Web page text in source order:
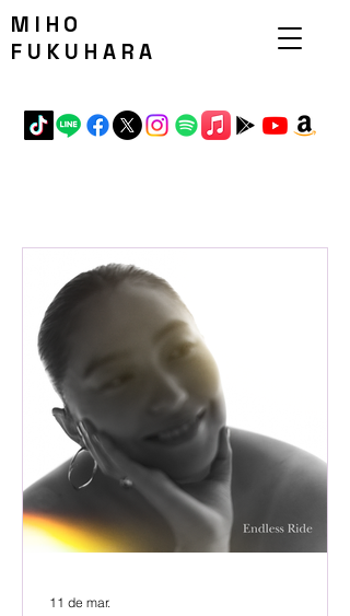
MIHO
FUKUHARA
11 de mar.